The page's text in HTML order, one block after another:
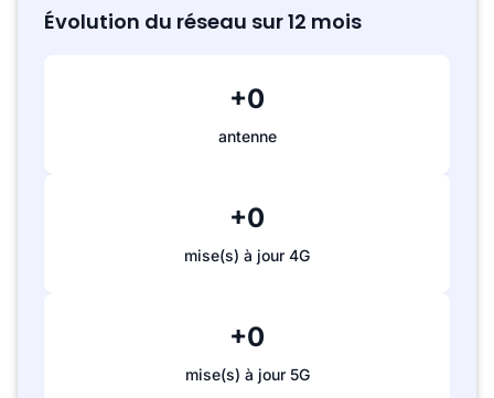
Évolution du réseau sur 12 mois
+0
antenne
+0
mise(s) à jour 4G
+0
mise(s) à jour 5G